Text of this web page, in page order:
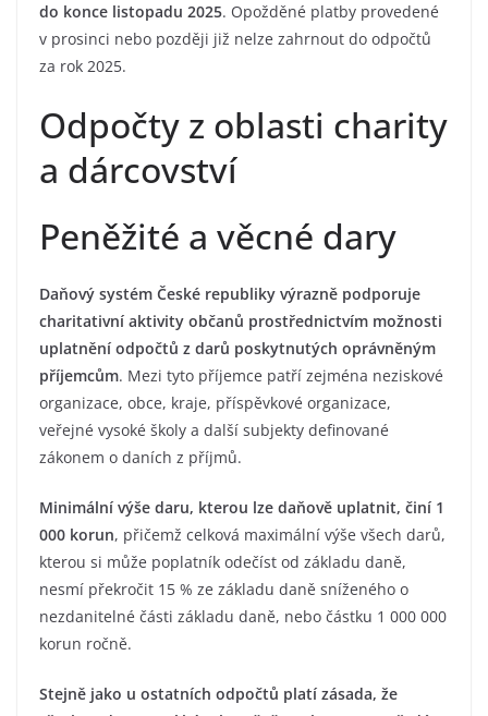
do konce listopadu 2025. Opožděné platby provedené
v prosinci nebo později již nelze zahrnout do odpočtů
za rok 2025.
Odpočty z oblasti charity
a dárcovství
Peněžité a věcné dary
Daňový systém České republiky výrazně podporuje
charitativní aktivity občanů prostřednictvím možnosti
uplatnění odpočtů z darů poskytnutých oprávněným
příjemcům. Mezi tyto příjemce patří zejména neziskové
organizace, obce, kraje, příspěvkové organizace,
veřejné vysoké školy a další subjekty definované
zákonem o daních z příjmů.
Minimální výše daru, kterou lze daňově uplatnit, činí 1
000 korun, přičemž celková maximální výše všech darů,
kterou si může poplatník odečíst od základu daně,
nesmí překročit 15 % ze základu daně sníženého o
nezdanitelné části základu daně, nebo částku 1 000 000
korun ročně.
Stejně jako u ostatních odpočtů platí zásada, že